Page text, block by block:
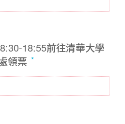
18:55前往清華大學
領票